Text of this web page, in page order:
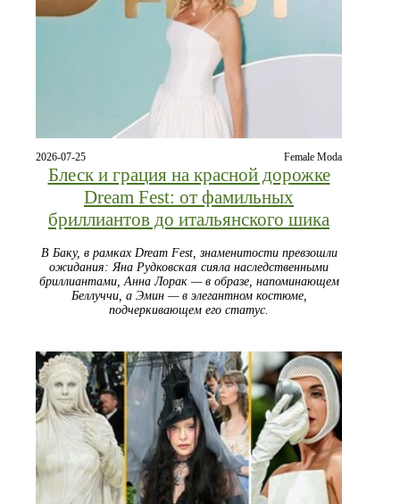
2026-07-25 Female Moda
Блеск и грация на красной дорожке
Dream Fest: от фамильных
бриллиантов до итальянского шика
В Баку, в рамках Dream Fest, знаменитости превзошли
ожидания: Яна Рудковская сияла наследственными
бриллиантами, Анна Лорак — в образе, напоминающем
Беллуччи, а Эмин — в элегантном костюме,
подчеркивающем его статус.